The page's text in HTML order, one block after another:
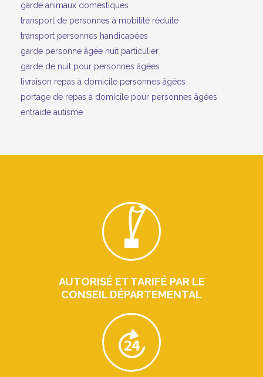
garde animaux domestiques
transport de personnes à mobilité réduite
transport personnes handicapées
garde personne âgée nuit particulier
garde de nuit pour personnes âgées
livraison repas à domicile personnes âgées
portage de repas à domicile pour personnes âgées
entraide autisme
AUTORISÉ ET TARIFÉ PAR LE
CONSEIL DÉPARTEMENTAL